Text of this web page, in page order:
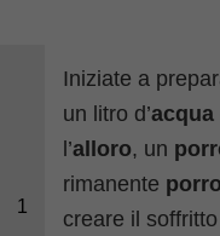
1
Iniziate a
un litro d’acqua
l’alloro, un
rimanente porro
creare il